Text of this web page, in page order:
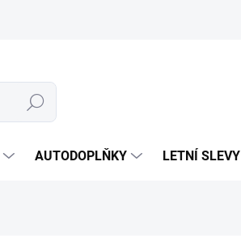
Hledat
AUTODOPLŇKY LETNÍ SLEVY